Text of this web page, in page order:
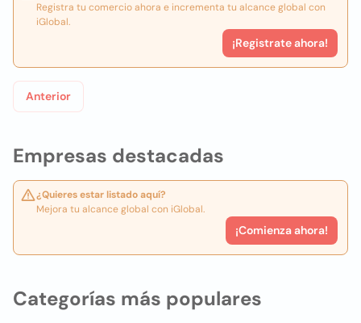
Empresas destacadas
¿Quieres estar listado aquí?
Mejora tu alcance global con iGlobal.
¡Comienza ahora!
Registra tu comercio ahora e incrementa tu alcance global con
iGlobal.
¡Registrate ahora!
Anterior
Categorías más populares